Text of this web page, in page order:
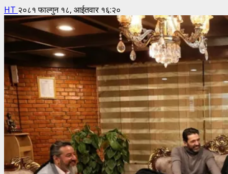
HT २०८१ फाल्गुन १८, आईतवार १६:२०